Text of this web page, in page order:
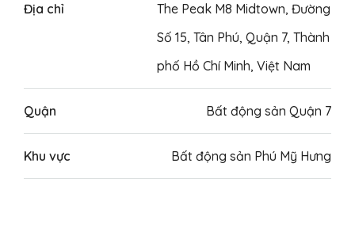
Địa chỉ
The Peak M8 Midtown, Đường
Số 15, Tân Phú, Quận 7, Thành
phố Hồ Chí Minh, Việt Nam
Quận Bất động sản Quận 7
Khu vực Bất động sản Phú Mỹ Hưng